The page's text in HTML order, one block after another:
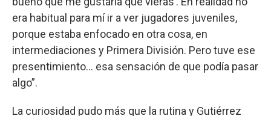
era habitual para mí ir a ver jugadores juveniles,
porque estaba enfocado en otra cosa, en
intermediaciones y Primera División. Pero tuve ese
presentimiento… esa sensación de que podía pasar
algo”.
La curiosidad pudo más que la rutina y Gutiérrez